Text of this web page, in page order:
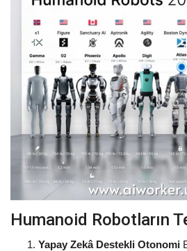
Pazaryeri
Kültür - Sanat
Firma Rehberi
Restoranlar
Sağlık
Teknoloji
Humanoid Robotların
Yapay Zekâ Destekli Otonomi